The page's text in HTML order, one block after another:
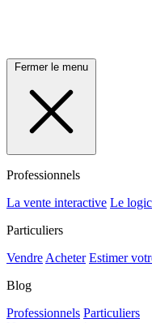
Fermer le menu
Professionnels
La vente interactive Le
Particuliers
Vendre Acheter Estimer
Blog
Professionnels Particuliers